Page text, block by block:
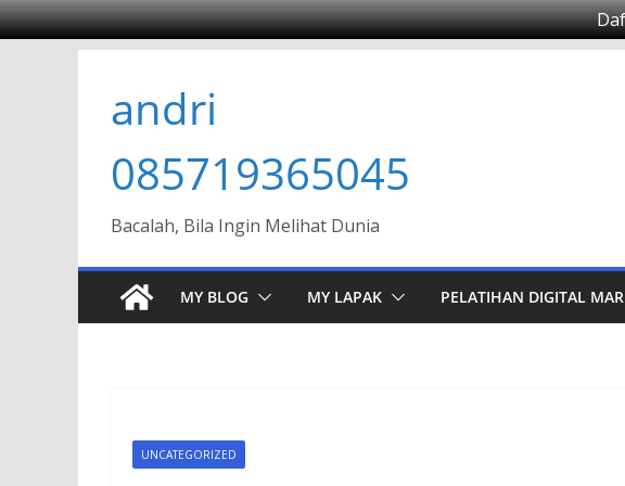
content
andri
085719365045
Bacalah, Bila Ingin Melihat Dunia
MY BLOG MY LAPAK PELATIHAN DIGITAL
UNCATEGORIZED